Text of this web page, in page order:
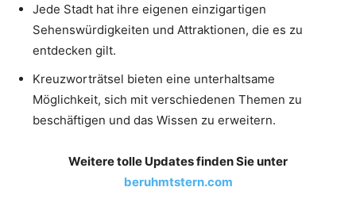
Jede Stadt hat ihre eigenen einzigartigen
Sehenswürdigkeiten und Attraktionen, die es zu
entdecken gilt.
Kreuzworträtsel bieten eine unterhaltsame
Möglichkeit, sich mit verschiedenen Themen zu
beschäftigen und das Wissen zu erweitern.
Weitere tolle Updates finden Sie unter
beruhmtstern.com